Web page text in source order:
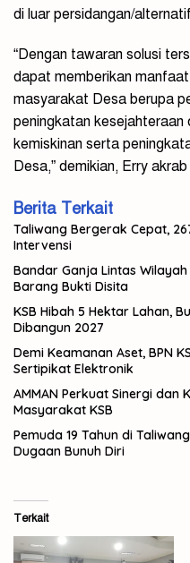
di luar persidangan/
“Dengan tawaran solusi
dapat memberikan
masyarakat Desa berupa
peningkatan kesejahteraan
kemiskinan serta
Desa,” demikian, Erry
Berita Terkait
Taliwang Bergerak Cepat,
Intervensi
Bandar Ganja Lintas
Barang Bukti Disita
KSB Hibah 5 Hektar Lahan,
Dibangun 2027
Demi Keamanan Aset, BPN
Sertipikat Elektronik
AMMAN Perkuat Sinergi dan
Masyarakat KSB
Pemuda 19 Tahun di
Dugaan Bunuh Diri
Terkait